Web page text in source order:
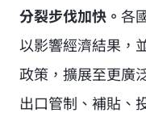
分裂步伐加快。 各
以影響經濟結果，
政策，擴展至更廣
出口管制、補貼、